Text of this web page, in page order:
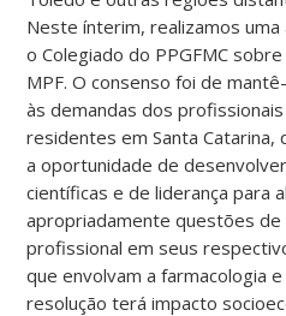
Neste ínterim, realizamos uma
o Colegiado do PPGFMC
MPF. O consenso foi de
às demandas dos
residentes em Santa Catarina,
a oportunidade de
científicas e de liderança para
apropriadamente questões de
profissional em seus
que envolvam a farmacologia
resolução terá impacto